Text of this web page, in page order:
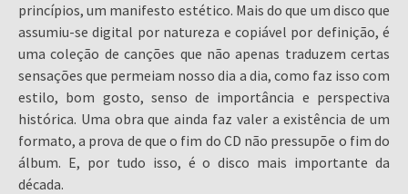
princípios, um manifesto estético. Mais do que um disco que
assumiu-se digital por natureza e copiável por definição, é
uma coleção de canções que não apenas traduzem certas
sensações que permeiam nosso dia a dia, como faz isso com
estilo, bom gosto, senso de importância e perspectiva
histórica. Uma obra que ainda faz valer a existência de um
formato, a prova de que o fim do CD não pressupõe o fim do
álbum. E, por tudo isso, é o disco mais importante da
década.